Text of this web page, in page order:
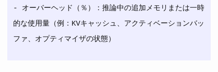
- オーバーヘッド（％）：推論中の追加メモリまたは一時
的な使用量（例：KVキャッシュ、アクティベーションバッ